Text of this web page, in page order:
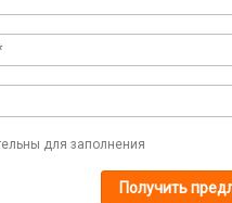
для заполнения